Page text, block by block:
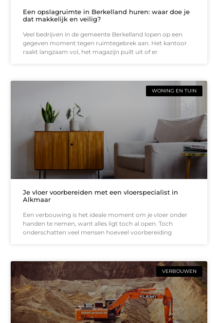
Een opslagruimte in Berkelland huren: waar doe je
dat makkelijk en veilig?
Veel bedrijven in de gemeente Berkelland lopen op een
gegeven moment tegen ruimtegebrek aan. Het kantoor
raakt langzaam vol, het magazijn puilt uit of er
WONING EN TUIN
Je vloer voorbereiden met een vloerspecialist in
Alkmaar
Een verbouwing is het ideale moment om je vloer onder
handen te nemen, want alles ligt toch al open. Toch
onderschatten veel mensen hoeveel voorbereiding
VERBOUWEN